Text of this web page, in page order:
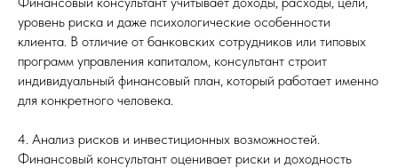
уровень риска и даже психологические особенности
клиента. В отличие от банковских сотрудников или типовых
программ управления капиталом, консультант строит
индивидуальный финансовый план, который работает именно
для конкретного человека.
4. Анализ рисков и инвестиционных возможностей.
Финансовый консультант оценивает риски и доходность